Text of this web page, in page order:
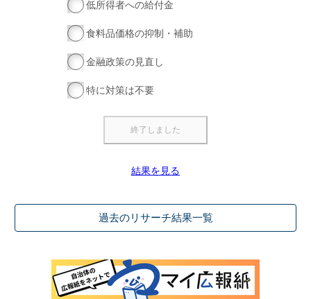
低所得者への給付金
食料品価格の抑制・補助
金融政策の見直し
特に対策は不要
結果を見る
過去のリサーチ結果一覧